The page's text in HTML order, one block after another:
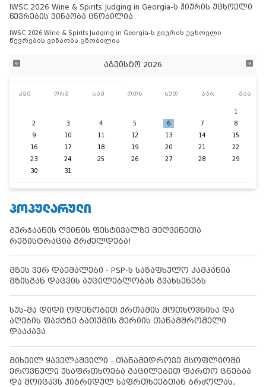
IWSC 2026 Wine & Spirits Judging in Georgia-ს ჟიურის უცხოელი
წევრების ვინაობა ცნობილია
IWSC 2026 Wine & Spirits Judging in Georgia-ს ჟიურის უცხოელი
წევრების ვინაობა ცნობილია
აგვისტო 2026
კვი ორშ სამ ოთხ ხუთ პარ შაბ
1
2
3 4 5 6 7
8
9
10 11 12 13 14
15
16
17 18 19 20 21
22
23
24 25 26 27 28
29
30
31
ᲞᲝᲞᲣᲚᲐᲠᲣᲚᲘ
გურჯაანის ღვინის ფესტივალზე მეღვინეთა
რეგისტრაცია გრძელდება!
მზეს ვერ დაემალები - PSP-ს საზაფხულო კამპანია
მზისგან დაცვის აუცილებლობას გვახსენებს
სუს-მა დიდი ოდენობით ქრთამის მოთხოვნისა და
აღების ფაქტზე ბათუმის მერიის თანამშრომელი
დააკავა
მიხეილ ყაველაშვილი - თანამედროვე მსოფლიოში
ეროვნული უსაფრთხოება გაცილებით ფართო ცნებაა
და მოიცავს ჰიბრიდულ საფრთხეებთან ბრძოლას,